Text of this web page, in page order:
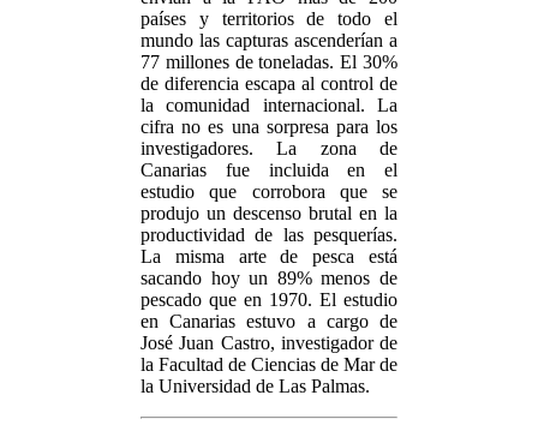
países y territorios de todo el
mundo las capturas ascenderían a
77 millones de toneladas. El 30%
de diferencia escapa al control de
la comunidad internacional. La
cifra no es una sorpresa para los
investigadores. La zona de
Canarias fue incluida en el
estudio que corrobora que se
produjo un descenso brutal en la
productividad de las pesquerías.
La misma arte de pesca está
sacando hoy un 89% menos de
pescado que en 1970. El estudio
en Canarias estuvo a cargo de
José Juan Castro, investigador de
la Facultad de Ciencias de Mar de
la Universidad de Las Palmas.